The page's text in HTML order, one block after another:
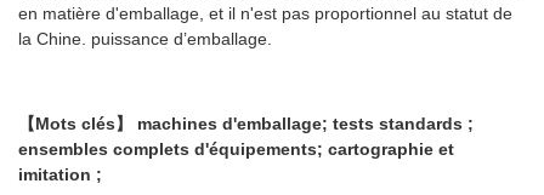
en matière d'emballage, et il n'est pas proportionnel au statut de
la Chine. puissance d’emballage.
【Mots clés】 machines d'emballage; tests standards ;
ensembles complets d'équipements; cartographie et
imitation ;